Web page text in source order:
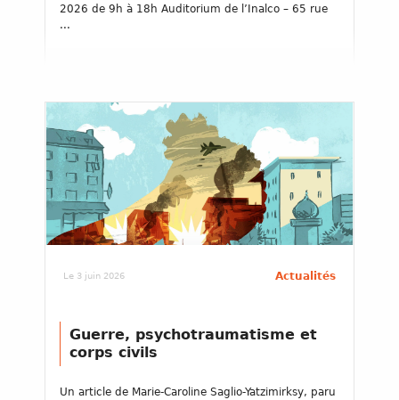
2026 de 9h à 18h Auditorium de l’Inalco – 65 rue
...
Le 3 juin 2026 Actualités
Guerre, psychotraumatisme et
corps civils
Un article de Marie-Caroline Saglio-Yatzimirksy, paru